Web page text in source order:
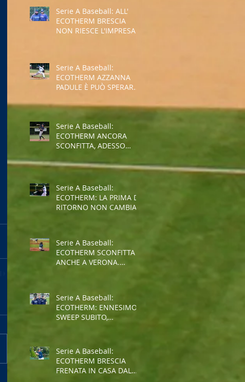
Serie A Baseball: ALL'
ECOTHERM BRESCIA
NON RIESCE L'IMPRESA,
Serie A Baseball:
ECOTHERM AZZANNA
PADULE È PUÒ SPERARE
Serie A Baseball:
ECOTHERM ANCORA
SCONFITTA, ADESSO
SALVEZZA
Serie A Baseball:
ECOTHERM: LA PRIMA DI
RITORNO NON CAMBIA
Serie A Baseball:
ECOTHERM SCONFITTA
ANCHE A VERONA.
Serie A Baseball:
ECOTHERM: ENNESIMO
SWEEP SUBITO,
Serie A Baseball:
ECOTHERM BRESCIA
FRENATA IN CASA DAL